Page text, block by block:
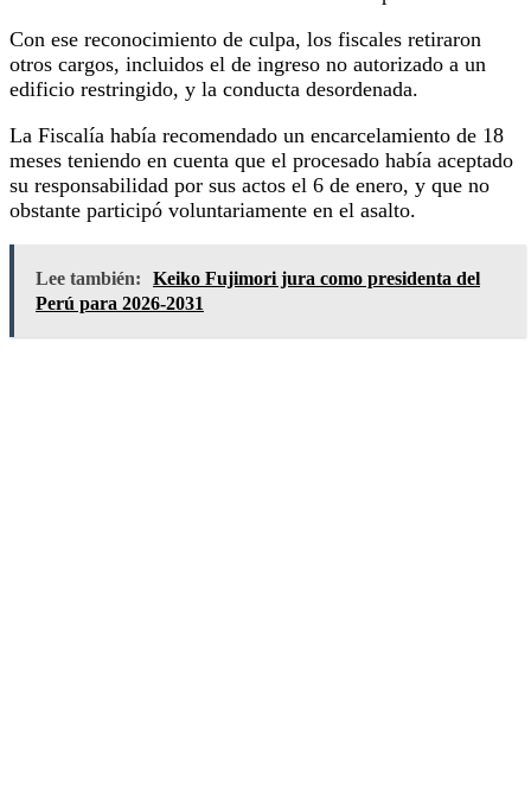
Con ese reconocimiento de culpa, los fiscales retiraron
otros cargos, incluidos el de ingreso no autorizado a un
edificio restringido, y la conducta desordenada.
La Fiscalía había recomendado un encarcelamiento de 18
meses teniendo en cuenta que el procesado había aceptado
su responsabilidad por sus actos el 6 de enero, y que no
obstante participó voluntariamente en el asalto.
Lee también:
Keiko Fujimori jura como presidenta del
Perú para 2026-2031